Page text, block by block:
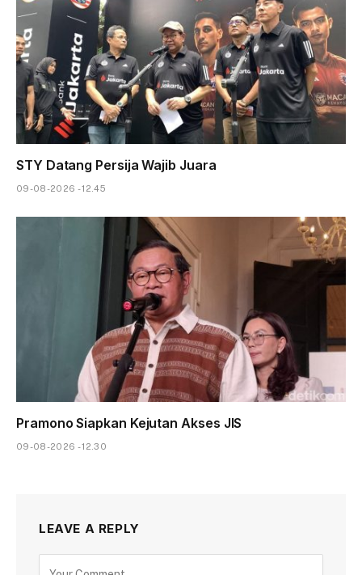
STY Datang Persija Wajib Juara
09-08-2026 - 12.45
Pramono Siapkan Kejutan Akses JIS
09-08-2026 - 12.30
LEAVE A REPLY